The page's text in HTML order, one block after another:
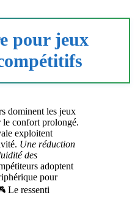
pour jeux
dominent les jeux
le confort prolongé.
exploitent
Une réduction
des
adoptent
pour
Le ressenti